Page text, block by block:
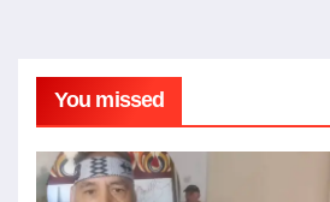
You missed